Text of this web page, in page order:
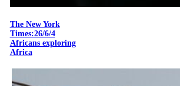
The New York
Times:26/6/4
Africans exploring
Africa